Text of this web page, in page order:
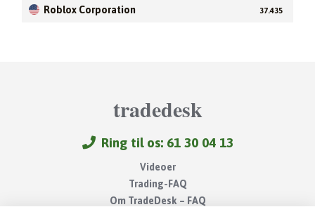
Roblox Corporation 37.435
tradedesk
Ring til os: 61 30 04 13
Videoer
Trading-FAQ
Om TradeDesk – FAQ